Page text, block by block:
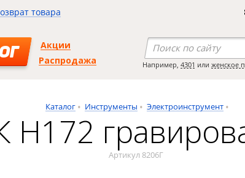
товара
Акции
Распродажа
Например, 4301 или женское
Каталог Инструменты Электроинструмент
H172
Артикул 8206Г